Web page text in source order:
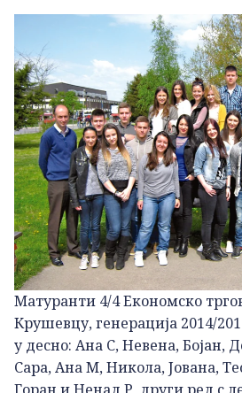
Матуранти 4/4 Економско
Крушевцу, генерација 2014/
у десно: Ана С, Невена, Бојан,
Сара, Ана М, Никола, Јована,